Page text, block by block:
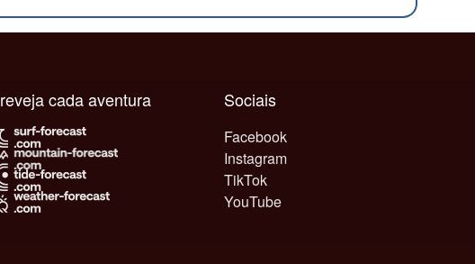
Sociais
Facebook
Instagram
TikTok
YouTube
Preveja cada aventura